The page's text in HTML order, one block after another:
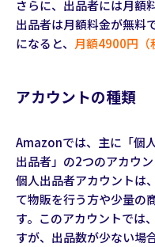
さらに、出品者には月額
出品者は月額料金が無料
になると、 月額4900円（
アカウントの種類
Amazonでは、主に「個
出品者」の2つのアカウ
個人出品者アカウントは
て物販を行う方や少量の
す。このアカウントでは
すが、出品数が少ない場